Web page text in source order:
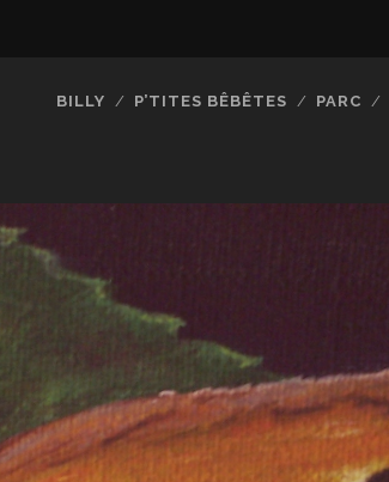
BILLY P’TITES BÊBÊTES PARC